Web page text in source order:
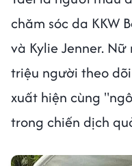
chăm sóc da KKW
và Kylie Jenner.
triệu người theo
xuất hiện cùng
trong chiến dịch